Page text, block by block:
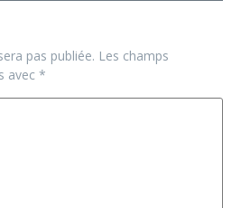
pas publiée. Les champs
avec *